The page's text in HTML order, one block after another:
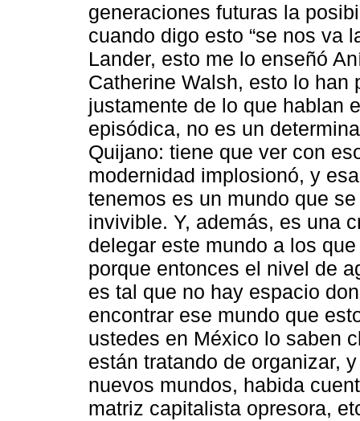
generaciones futuras la
cuando digo esto “se nos va
Lander, esto me lo enseñó
Catherine Walsh, esto lo
justamente de lo que hablan
episódica, no es un
Quijano: tiene que ver con
modernidad implosionó, y
tenemos es un mundo que
invivible. Y, además, es una
delegar este mundo a los
porque entonces el nivel de
es tal que no hay espacio
encontrar ese mundo que
ustedes en México lo saben
están tratando de organizar,
nuevos mundos, habida
matriz capitalista opresora,